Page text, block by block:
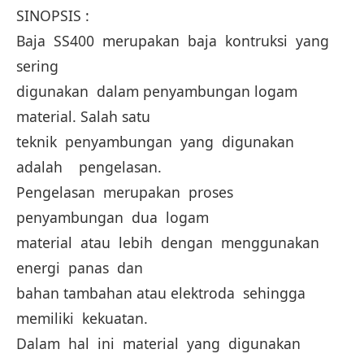
SINOPSIS :
Baja SS400 merupakan baja kontruksi yang
sering
digunakan dalam penyambungan logam
material. Salah satu
teknik penyambungan yang digunakan
adalah pengelasan.
Pengelasan merupakan proses
penyambungan dua logam
material atau lebih dengan menggunakan
energi panas dan
bahan tambahan atau elektroda sehingga
memiliki kekuatan.
Dalam hal ini material yang digunakan